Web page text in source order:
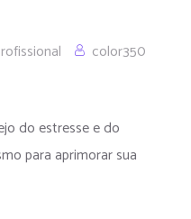
color350
do estresse e do
para aprimorar sua